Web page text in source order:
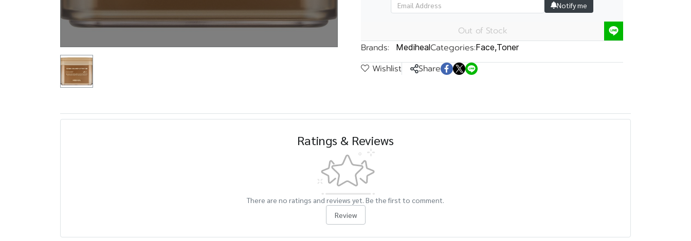
Notify me
Out of Stock
Brands:
MedihealCategories:Face,Toner
Wishlist Share
Ratings & Reviews
There are no ratings and reviews yet. Be the first to comment.
Review